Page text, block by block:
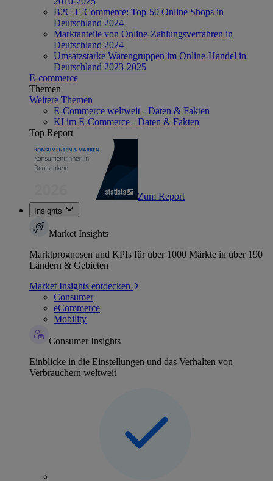
B2C-E-Commerce: Top-50 Online Shops in
Deutschland 2024
Marktanteile von Online-Zahlungsverfahren in
Deutschland 2024
Umsatzstarke Warengruppen im Online-Handel in
Deutschland 2023-2025
E-commerce
Themen
Weitere Themen
E-Commerce weltweit - Daten & Fakten
KI im E-Commerce - Daten & Fakten
Top Report
Zum Report
Insights
Market Insights
Marktprognosen und KPIs für über 1000 Märkte in über 190
Ländern & Gebieten
Market Insights entdecken
Consumer
eCommerce
Mobility
Consumer Insights
Einblicke in die Einstellungen und das Verhalten von
Verbrauchern weltweit